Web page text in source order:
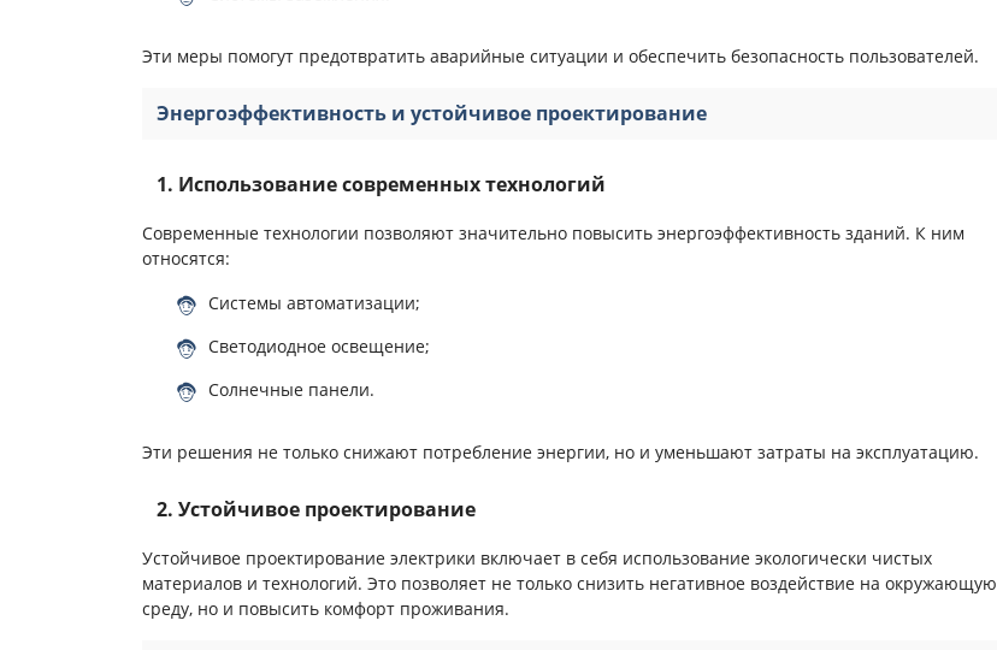
Эти меры помогут предотвратить аварийные ситуации и обеспечить безопасность пользователей.
Энергоэффективность и устойчивое проектирование
1. Использование современных технологий
Современные технологии позволяют значительно повысить энергоэффективность зданий. К ним
относятся:
Системы автоматизации;
Светодиодное освещение;
Солнечные панели.
Эти решения не только снижают потребление энергии, но и уменьшают затраты на эксплуатацию.
2. Устойчивое проектирование
Устойчивое проектирование электрики включает в себя использование экологически чистых
материалов и технологий. Это позволяет не только снизить негативное воздействие на окружающую
среду, но и повысить комфорт проживания.